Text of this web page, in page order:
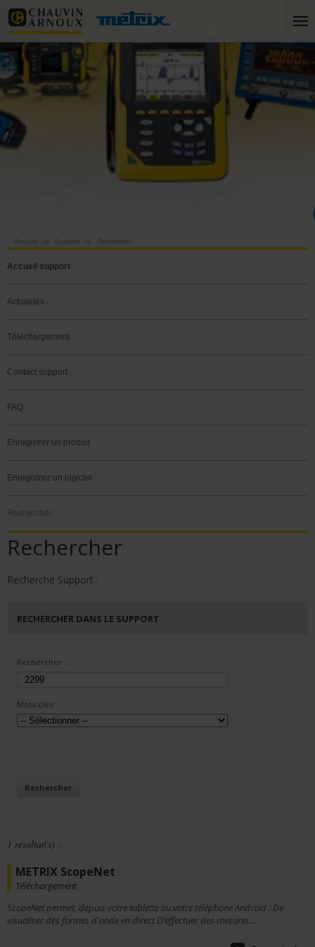
Support Recherche
Accueil support
Actualités
Téléchargement
Contact support
FAQ
Enregistrer un produit
Enregistrez un logiciel
Rechercher
Rechercher
Recherche Support :
RECHERCHER DANS LE SUPPORT
Rechercher :
Mots-clés :
1 résultat(s) :
METRIX ScopeNet
Téléchargement
ScopeNet permet, depuis votre tablette ou votre téléphone Androïd : De
visualiser des formes d'onde en direct D’effectuer des mesures...